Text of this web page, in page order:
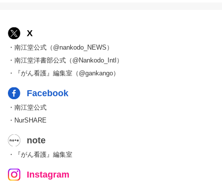
X
・南江堂公式（@nankodo_NEWS）
・南江堂洋書部公式（@Nankodo_Intl）
・『がん看護』編集室（@gankango）
Facebook
・南江堂公式
・NurSHARE
note
・『がん看護』編集室
Instagram